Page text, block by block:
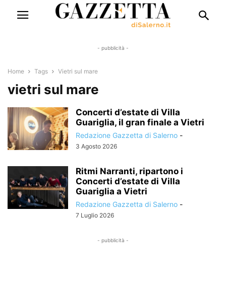
- pubblicità -
Home Tags Vietri sul mare
vietri sul mare
Concerti d’estate di Villa
Guariglia, il gran finale a Vietri
Redazione Gazzetta di Salerno -
3 Agosto 2026
Ritmi Narranti, ripartono i
Concerti d’estate di Villa
Guariglia a Vietri
Redazione Gazzetta di Salerno -
7 Luglio 2026
- pubblicità -